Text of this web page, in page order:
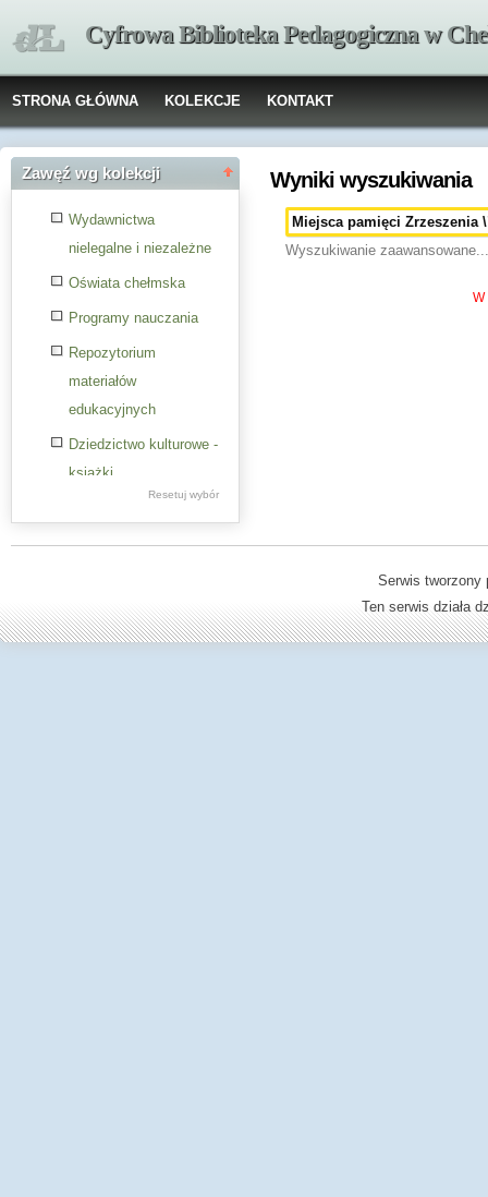
Cyfrowa Biblioteka Pedagogiczna w
STRONA GŁÓWNA KOLEKCJE KONTAKT
Zawęź wg kolekcji
Wydawnictwa
nielegalne i niezależne
Oświata chełmska
Programy nauczania
Repozytorium
materiałów
edukacyjnych
Dziedzictwo kulturowe -
książki
Resetuj wybór
Wyniki wyszukiwania
Wyszukiwanie zaawansowane...
W
Serwis
Ten serwis działa